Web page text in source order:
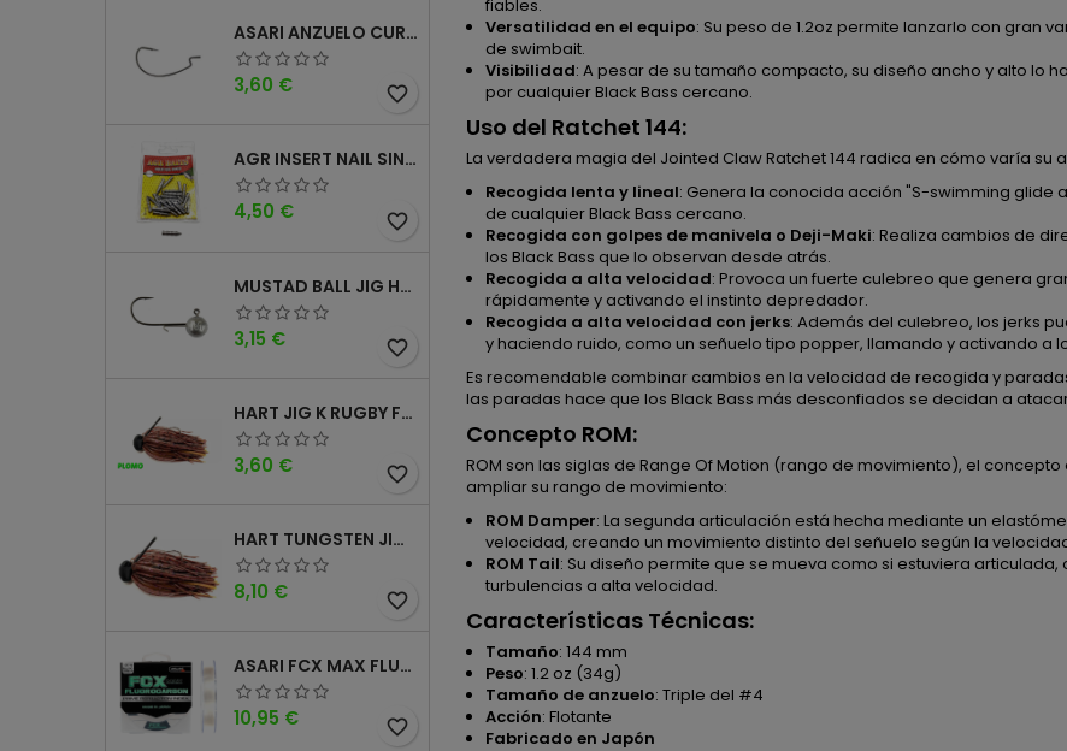
ASARI ANZUELO CURVO CAROLINA WORM
Precio
3,60 € favorite_border
AGR INSERT NAIL SINKER
Precio
4,50 € favorite_border
MUSTAD BALL JIG HEAD KEEPER
Precio
3,15 € favorite_border
HART JIG K RUGBY FOOTBALL DM
Precio
3,60 € favorite_border
HART TUNGSTEN JIG T FOOTBALL DM
Precio
8,10 € favorite_border
ASARI FCX MAX FLUOROCARBONO 100% 100MTS
Precio
10,95 € favorite_border
fiables.
Versatilidad en el equipo: Su peso de 1.2oz permite lanzarlo con gran
de swimbait.
Visibilidad: A pesar de su tamaño compacto, su diseño ancho y alto lo
por cualquier Black Bass cercano.
Uso del Ratchet 144:
La verdadera magia del Jointed Claw Ratchet 144 radica en cómo varía
Recogida lenta y lineal: Genera la conocida acción "S-swimming glide
de cualquier Black Bass cercano.
Recogida con golpes de manivela o Deji-Maki: Realiza cambios de
los Black Bass que lo observan desde atrás.
Recogida a alta velocidad: Provoca un fuerte culebreo que genera
rápidamente y activando el instinto depredador.
Recogida a alta velocidad con jerks: Además del culebreo, los jerks
y haciendo ruido, como un señuelo tipo popper, llamando y activando a
Es recomendable combinar cambios en la velocidad de recogida y
las paradas hace que los Black Bass más desconfiados se decidan a
Concepto ROM:
ROM son las siglas de Range Of Motion (rango de movimiento), el
ampliar su rango de movimiento:
ROM Damper: La segunda articulación está hecha mediante un
velocidad, creando un movimiento distinto del señuelo según la
ROM Tail: Su diseño permite que se mueva como si estuviera
turbulencias a alta velocidad.
Características Técnicas:
Tamaño: 144 mm
Peso: 1.2 oz (34g)
Tamaño de anzuelo: Triple del #4
Acción: Flotante
Fabricado en Japón